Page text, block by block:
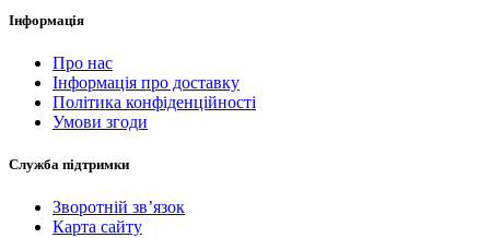
Інформація
Про нас
Інформація про доставку
Політика конфіденційності
Умови згоди
Служба підтримки
Зворотній зв’язок
Карта сайту